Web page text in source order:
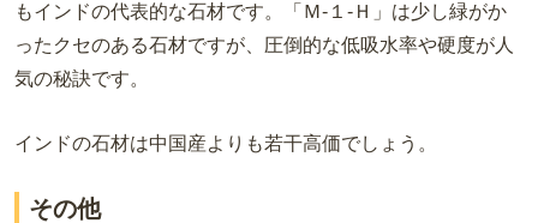
もインドの代表的な石材です。「Ｍ-１-Ｈ」は少し緑がか
ったクセのある石材ですが、圧倒的な低吸水率や硬度が人
気の秘訣です。
インドの石材は中国産よりも若干高価でしょう。
その他